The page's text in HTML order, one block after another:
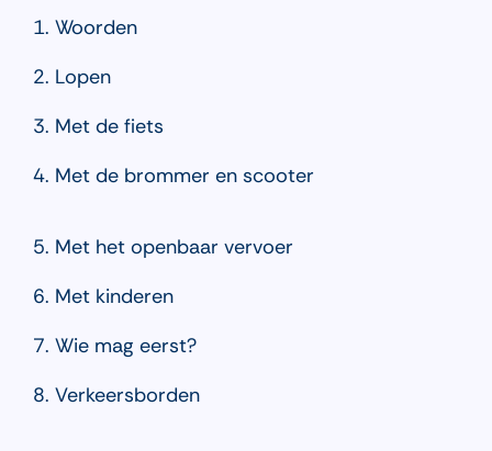
1. Woorden
2. Lopen
3. Met de fiets
4. Met de brommer en scooter
5. Met het openbaar vervoer
6. Met kinderen
7. Wie mag eerst?
8. Verkeersborden